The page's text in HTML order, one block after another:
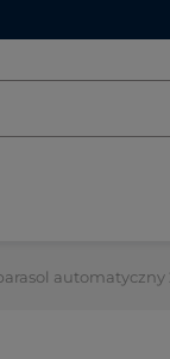
automatyczny